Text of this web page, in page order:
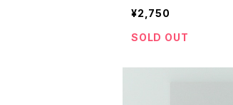
¥2,750
SOLD OUT